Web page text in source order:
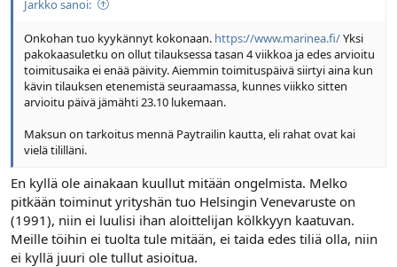
l
t
t
a
j
ä
r
ä
Jarkko sanoi:
Onkohan tuo kyykännyt kokonaan. https://www.marinea.fi/Yksi
pakokaasuletku on ollut tilauksessa tasan 4 viikkoa ja edes arvioitu
toimitusaika ei enää päivity. Aiemmin toimituspäivä siirtyi aina kun
kävin tilauksen etenemistä seuraamassa, kunnes viikko sitten
arvioitu päivä jämähti 23.10 lukemaan.
Maksun on tarkoitus mennä Paytrailin kautta, eli rahat ovat kai
vielä tililläni.
En kyllä ole ainakaan kuullut mitään ongelmista. Melko
pitkään toiminut yrityshän tuo Helsingin Venevaruste on
(1991), niin ei luulisi ihan aloittelijan kölkkyyn kaatuvan.
Meille töihin ei tuolta tule mitään, ei taida edes tiliä olla, niin
ei kyllä juuri ole tullut asioitua.